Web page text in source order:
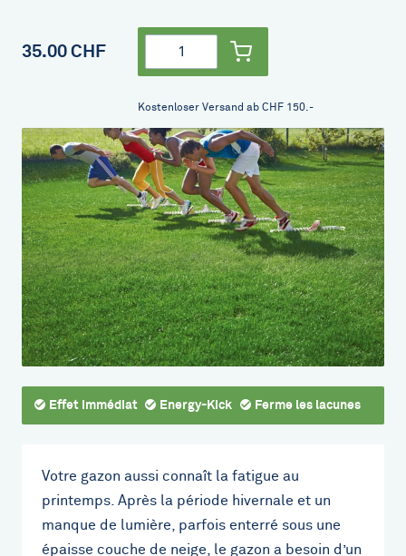
35.00 CHF
Kostenloser Versand ab CHF 150.-
Effet immédiat Energy-Kick Ferme les lacunes
Votre gazon aussi connaît la fatigue au
printemps. Après la période hivernale et un
manque de lumière, parfois enterré sous une
épaisse couche de neige, le gazon a besoin d’un